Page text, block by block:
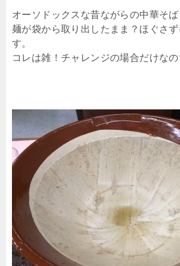
オーソドックスな昔ながらの中華そば
麺が袋から取り出したまま？ほぐさ
す。
コレは雑！チャレンジの場合だけな